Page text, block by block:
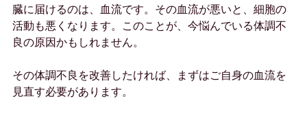
臓に届けるのは、血流です。その血流が悪いと、細胞の
活動も悪くなります。このことが、今悩んでいる体調不
良の原因かもしれません。
その体調不良を改善したければ、まずはご自身の血流を
見直す必要があります。